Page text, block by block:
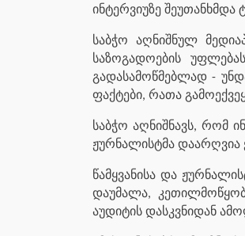
ინტერვიუზე
საბჭო აღნიშნულ
საზოგადოების
გადასამოწმებლად -
ფაქტები, რათა
საბჭო აღნიშნავს, რომ
ჟურნალისტმა დაარღვია
წამყვანისა და
დაუმალა,
აუდიტის დასკვნიდან